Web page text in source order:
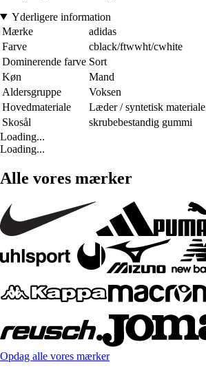
Yderligere information
Mærke
adidas
Farve
cblack/ftwwht/cwhite
Dominerende farve Sort
Køn
Mand
Aldersgruppe
Voksen
Hovedmateriale
Læder / syntetisk materiale
Skosål
skrubebestandig gummi
Loading...
Loading...
Alle vores mærker
Opdag alle vores mærker